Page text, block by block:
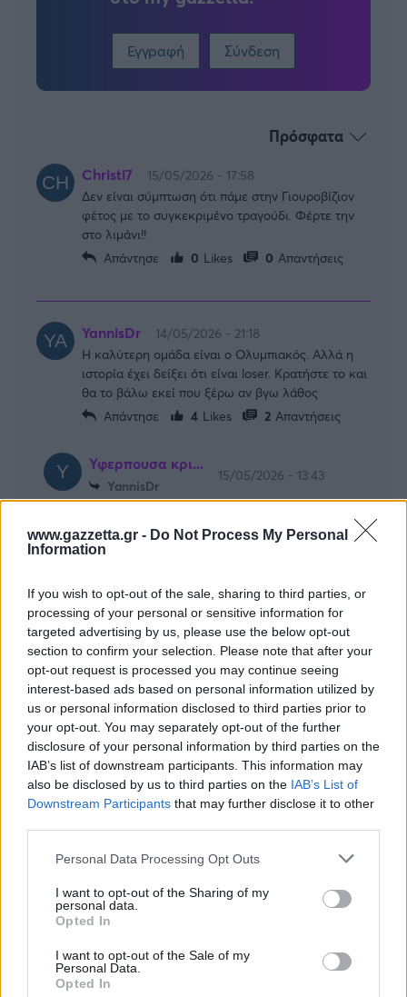
www.gazzetta.gr - Do Not Process My Personal
Information
If you wish to opt-out of the sale, sharing to third parties, or
processing of your personal or sensitive information for
targeted advertising by us, please use the below opt-out
section to confirm your selection. Please note that after your
opt-out request is processed you may continue seeing
interest-based ads based on personal information utilized by
us or personal information disclosed to third parties prior to
your opt-out. You may separately opt-out of the further
disclosure of your personal information by third parties on the
IAB’s list of downstream participants. This information may
also be disclosed by us to third parties on the IAB’s List of
Downstream Participants that may further disclose it to other
Please note that this website/app uses one or more Google
not limited to your visit or usage behaviour. You may click to
grant or deny consent to Google and its third-party tags to
use your data for below specified purposes in below Google
consent section.
Personal Data Processing Opt Outs
I want to opt-out of the Sharing of my
personal data.
Opted In
I want to opt-out of the Sale of my
Personal Data.
Opted In
Εγγραφή Σύνδεση
Πρόσφατα
Christi7
15/05/2026 - 17:58
Δεν είναι σύμπτωση ότι πάμε στην Γιουροβίζιον
φέτος με το συγκεκριμένο τραγούδι. Φέρτε την
στο λιμάνι!!
Απάντησε
0 Likes 0 Απαντήσεις
YannisDr
14/05/2026 - 21:18
Η καλύτερη ομάδα είναι ο Ολυμπιακός. Αλλά η
ιστορία έχει δείξει ότι είναι loser. Κρατήστε το και
θα το βάλω εκεί που ξέρω αν βγω λάθος
Απάντησε
4 Likes 2 Απαντήσεις
Υφερπουσα κρι...
YannisDr
15/05/2026 - 13:43
Ολα ειναι θεμα ψυχολογιας. Ειναι σαφως η
καλυτερη ομαδα αλλα Εαν απο το αγχος και την
πιεση τρεμουν δεν εχουν τυχη!
jblf
YannisDr
15/05/2026 - 12:28
δεν είναι θέμα ιστορίας, αλλά ανικανότητας
προετοιμασίας αυτών των παιχνιδιών. Ο
Ολυμπιακός έχει ήδη χάσει το τρόπαιο γιατί με
αυτή τη νοοτροπία θα κατέβει. Ετοιμάσου για τα
τούβλα του Σάσα στον ημιτελικό και τον
Γουόκαπ να παίζεται το under του αιώνα και να
μην ξέρει τι να κάνει
Απάντησε
Likes 0 Απαντήσεις
Βαλένθια.Παίζει το καλύτερο μπάσκετ και
"ψήθηκε" αρκετά από την επική σειρά που
Απάντησε
3 Likes Απαντήσεις